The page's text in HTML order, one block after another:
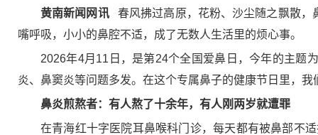
黄南新闻网讯
春风拂过高原，花粉、沙尘随之飘散，
嘴呼吸，小小的鼻腔不适，成了无数人生活里的烦心事。
2026年4月11日，是第24个全国爱鼻日，今年的主题
炎、鼻窦炎等问题多发。在这个专属鼻子的健康节日里，
鼻炎煎熬者：有人熬了十余年，有人刚两岁就遭罪
在青海红十字医院耳鼻喉科门诊，每天都有被鼻部不